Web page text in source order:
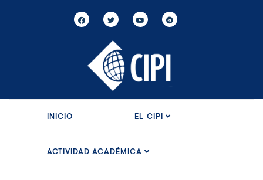
INICIO EL CIPI
ACTIVIDAD ACADÉMICA